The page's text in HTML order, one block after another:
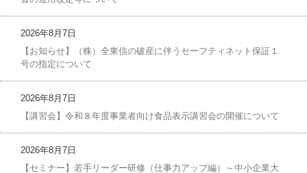
2026年8月7日
【お知らせ】（株）全東信の破産に伴うセーフティネット保証１
号の指定について
2026年8月7日
【講習会】令和８年度事業者向け食品表示講習会の開催について
2026年8月7日
【セミナー】若手リーダー研修（仕事力アップ編）～中小企業大